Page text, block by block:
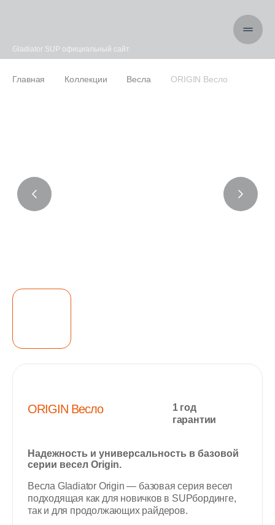
Gladiator SUP официальный сайт
Главная Коллекции Весла ORIGIN Весло
ORIGIN Весло
1 год
гарантии
Надежность и универсальность в базовой
серии весел Origin.
Весла Gladiator Origin — базовая серия весел
подходящая как для новичков в SUPбординге,
так и для продолжающих райдеров.